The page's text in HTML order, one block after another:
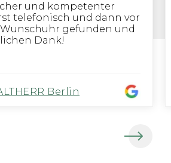
und kompetenter
telefonisch und dann vor
gefunden und
Dank!
Berlin